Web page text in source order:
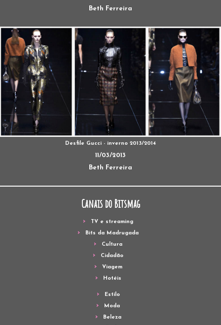
Beth Ferreira
Desfile Gucci - inverno 2013/2014
11/03/2013
Beth Ferreira
Canais do Bitsmag
TV e streaming
Bits da Madrugada
Cultura
Cidadão
Viagem
Hotéis
Estilo
Moda
Beleza